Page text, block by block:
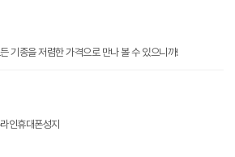
기종을 저렴한 가격으로 만나 볼 수 있으니까!
인휴대폰성지